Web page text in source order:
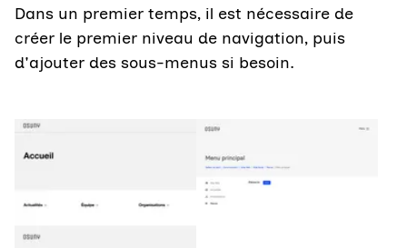
Dans un premier temps, il est nécessaire de
créer le premier niveau de navigation, puis
d'ajouter des sous-menus si besoin.
Agrandir Agrandir